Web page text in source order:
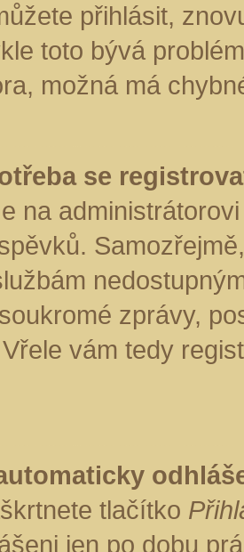
přihlásit,
toto bývá
možná má
se
na
zprávy,
vám tedy
tlačítko
jen po dobu